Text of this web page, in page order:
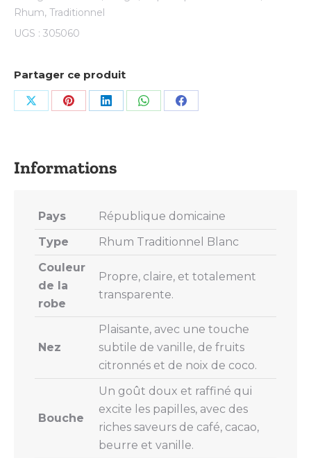
Rhum, Traditionnel
UGS : 305060
Partager ce produit
Share Share Share Share Share
Pays
République domicaine
Type
Rhum Traditionnel Blanc
Couleur
de la
robe
Propre, claire, et totalement
transparente.
Nez
Plaisante, avec une touche
subtile de vanille, de fruits
citronnés et de noix de coco.
Bouche
Un goût doux et raffiné qui
excite les papilles, avec des
riches saveurs de café, cacao,
beurre et vanille.